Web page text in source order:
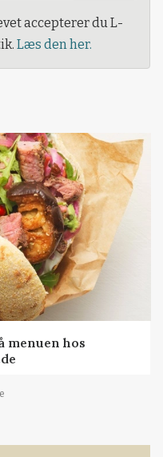
accepterer du L-
Læs den her.
menuen hos